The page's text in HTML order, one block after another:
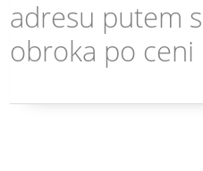
adresu putem
obroka po